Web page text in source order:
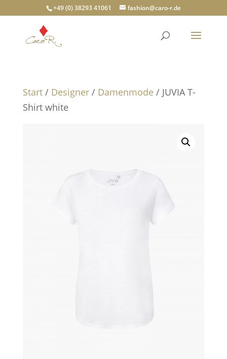
+49 (0) 38293 41061 fashion@caro-r.de
Start/ Designer/ Damenmode/ JUVIA T-
Shirt white